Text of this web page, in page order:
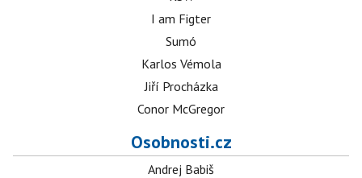
I am Figter
Sumó
Karlos Vémola
Jiří Procházka
Conor McGregor
Osobnosti.cz
Andrej Babiš